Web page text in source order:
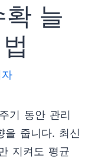
늘
기 동안 관리
을 줍니다. 최신
지켜도 평균